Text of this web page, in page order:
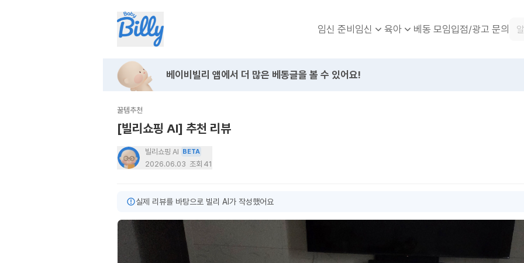
임신 준비임신 육아 베동 모임입점/광고 문의
베이비빌리 앱에서 더 많은 베동글을 볼 수 있어요!
꿀템추천
[빌리쇼핑 AI] 추천 리뷰
빌리쇼핑 AI BETA
2026.06.03 조회 41
실제 리뷰를 바탕으로 빌리 AI가 작성했어요